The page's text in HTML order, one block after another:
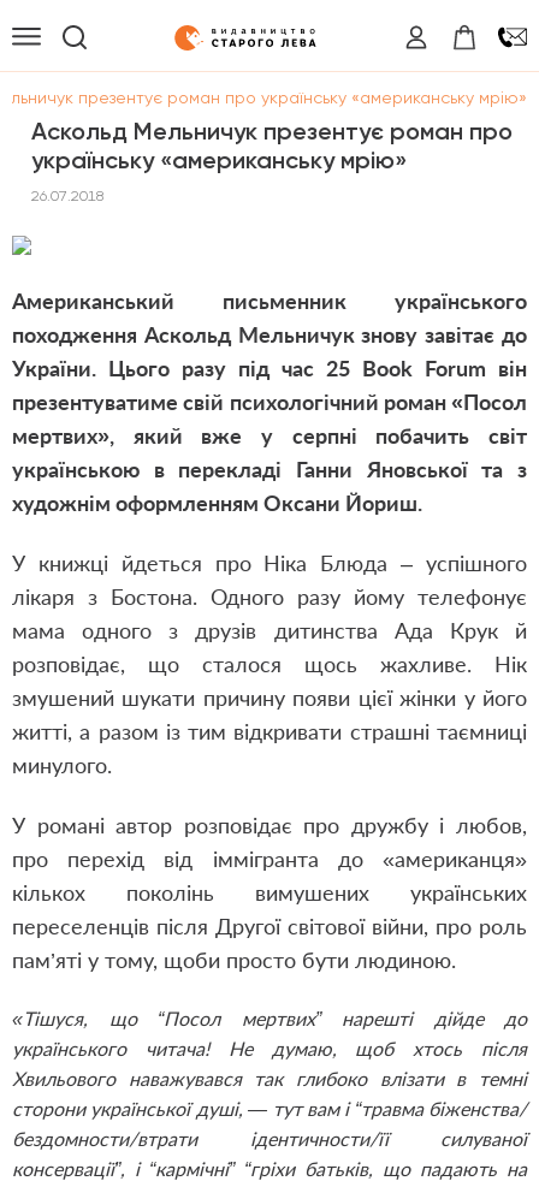
презентує роман про українську «американську мрію»
Аскольд Мельничук презентує роман про
українську «американську мрію»
26.07.2018
Американський письменник українського
походження Аскольд Мельничук знову завітає до
України. Цього разу під час 25 Book Forum він
презентуватиме свій психологічний роман «Посол
мертвих», який вже у серпні побачить світ
українською в перекладі Ганни Яновської та з
художнім оформленням Оксани Йориш.
У книжці йдеться про Ніка Блюда – успішного
лікаря з Бостона. Одного разу йому телефонує
мама одного з друзів дитинства Ада Крук й
розповідає, що сталося щось жахливе. Нік
змушений шукати причину появи цієї жінки у його
житті, а разом із тим відкривати страшні таємниці
минулого.
У романі автор розповідає про дружбу і любов,
про перехід від іммігранта до «американця»
кількох поколінь вимушених українських
переселенців після Другої світової війни, про роль
пам’яті у тому, щоби просто бути людиною.
«Тішуся, що “Посол мертвих” нарешті дійде до
українського читача! Не думаю, щоб хтось після
Хвильового наважувався так глибоко влізати в темні
сторони української душі, — тут вам і “травма біженства/
бездомности/втрати ідентичности/її силуваної
консервації”, і “кармічні” “гріхи батьків, що падають на